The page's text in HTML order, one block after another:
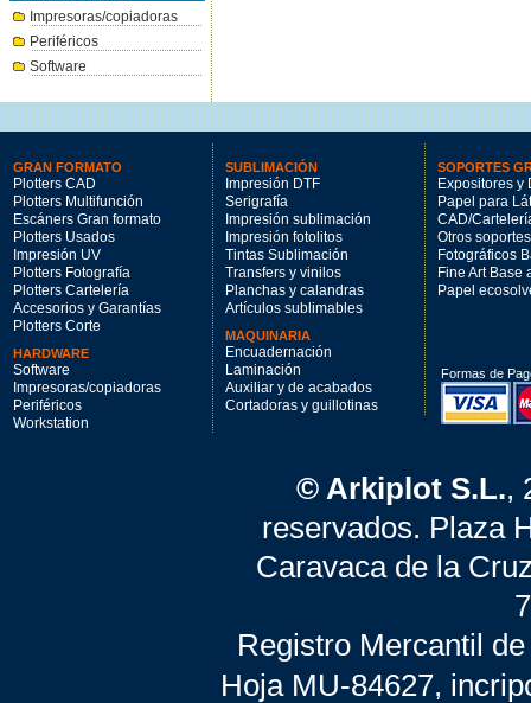
Impresoras/copiadoras
Periféricos
Software
GRAN FORMATO
Plotters CAD
Plotters Multifunción
Escáners Gran formato
Plotters Usados
Impresión UV
Plotters Fotografía
Plotters Cartelería
Accesorios y Garantías
Plotters Corte
HARDWARE
Software
Impresoras/copiadoras
Periféricos
Workstation
SUBLIMACIÓN
Impresión DTF
Serigrafía
Impresión sublimación
Impresión fotolitos
Tintas Sublimación
Transfers y vinilos
Planchas y calandras
Artículos sublimables
MAQUINARIA
Encuadernación
Laminación
Auxiliar y de acabados
Cortadoras y guillotinas
SOPORTES
Expositores y
Papel para
CAD/
Otros soportes
Fotográficos
Fine Art Base
Papel
Formas de
© Arkiplot S.L.,
reservados. Plaza
Caravaca de la
Registro Mercantil
Hoja MU-84627,